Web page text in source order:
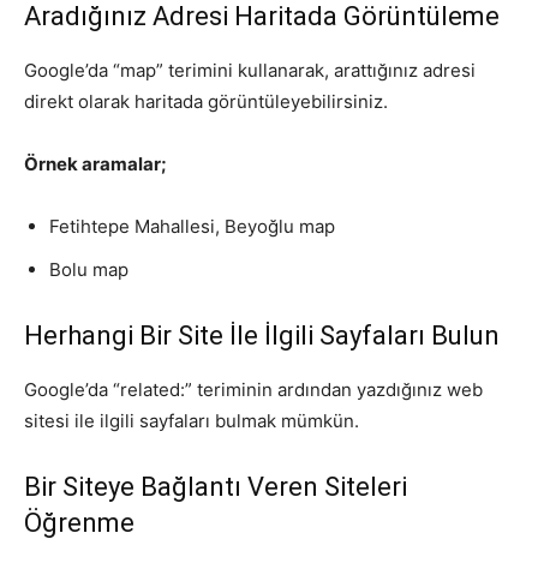
Aradığınız Adresi Haritada Görüntüleme
Google’da “map” terimini kullanarak, arattığınız adresi
direkt olarak haritada görüntüleyebilirsiniz.
Örnek aramalar;
Fetihtepe Mahallesi, Beyoğlu map
Bolu map
Herhangi Bir Site İle İlgili Sayfaları Bulun
Google’da “related:” teriminin ardından yazdığınız web
sitesi ile ilgili sayfaları bulmak mümkün.
Bir Siteye Bağlantı Veren Siteleri
Öğrenme